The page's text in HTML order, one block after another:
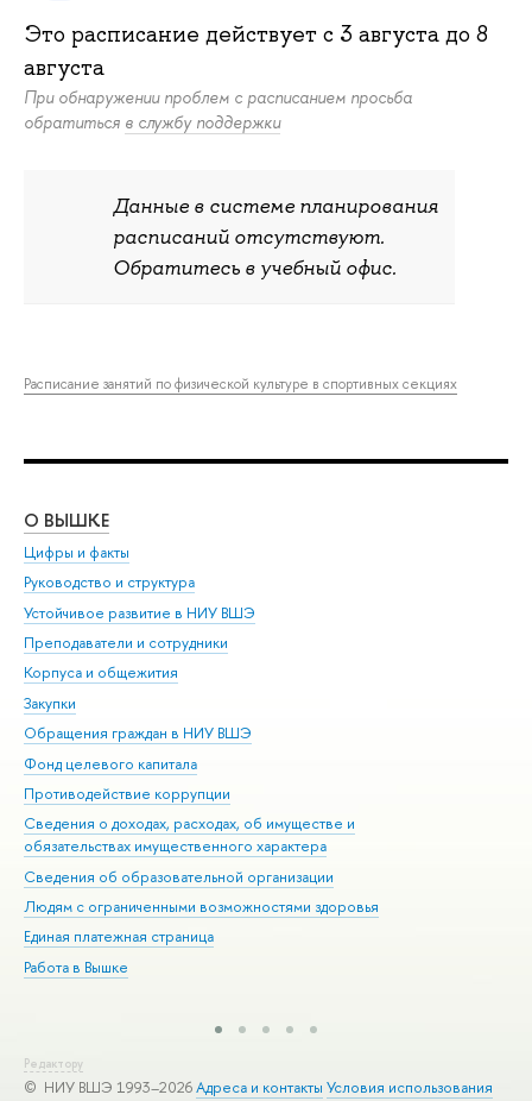
Это расписание действует c 3 августа до 8
августа
При обнаружении проблем с расписанием просьба
обратиться в службу поддержки
Данные в системе планирования
расписаний отсутствуют.
Обратитесь в учебный офис.
Расписание занятий по физической культуре в спортивных секциях
О ВЫШКЕ
Цифры и факты
Руководство и структура
Устойчивое развитие в НИУ ВШЭ
Преподаватели и сотрудники
Корпуса и общежития
Закупки
Обращения граждан в НИУ ВШЭ
Фонд целевого капитала
Противодействие коррупции
Сведения о доходах, расходах, об имуществе и
обязательствах имущественного характера
Сведения об образовательной организации
Людям с ограниченными возможностями здоровья
Единая платежная страница
Работа в Вышке
Редактору
© НИУ ВШЭ 1993–2026Адреса и контакты Условия использования